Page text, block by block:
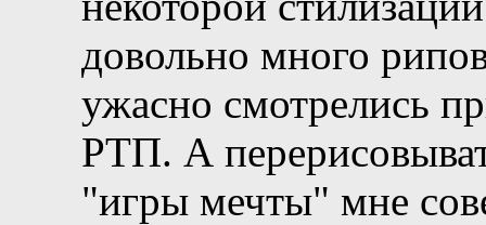
довольно много
ужасно смотрелись
РТП. А
"игры мечты" мне